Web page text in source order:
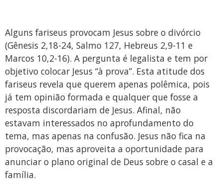
Alguns fariseus provocam Jesus sobre o divórcio
(Gênesis 2,18-24, Salmo 127, Hebreus 2,9-11 e
Marcos 10,2-16). A pergunta é legalista e tem por
objetivo colocar Jesus “à prova”. Esta atitude dos
fariseus revela que querem apenas polêmica, pois
já tem opinião formada e qualquer que fosse a
resposta discordariam de Jesus. Afinal, não
estavam interessados no aprofundamento do
tema, mas apenas na confusão. Jesus não fica na
provocação, mas aproveita a oportunidade para
anunciar o plano original de Deus sobre o casal e a
família.